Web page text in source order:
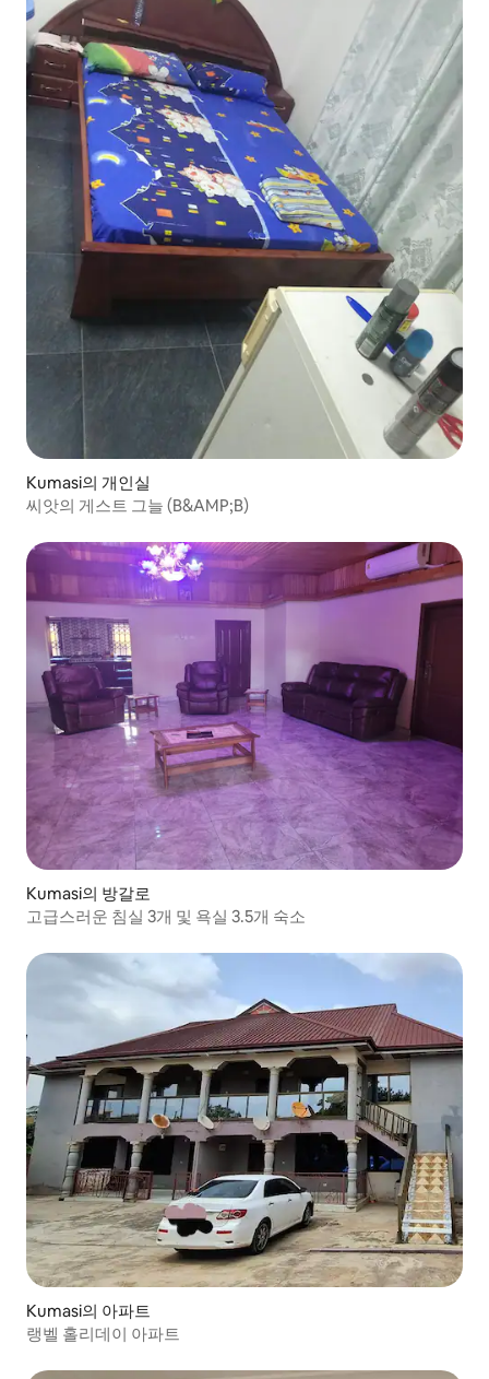
Kumasi의 개인실
씨앗의 게스트 그늘 (B&AMP;B)
Kumasi의 방갈로
고급스러운 침실 3개 및 욕실 3.5개 숙소
Kumasi의 아파트
랭벨 홀리데이 아파트